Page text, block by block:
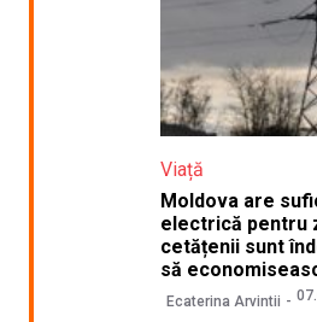
Viață
Moldova are
electrică pentru
cetățenii sunt
să
Ecaterina Arvintii